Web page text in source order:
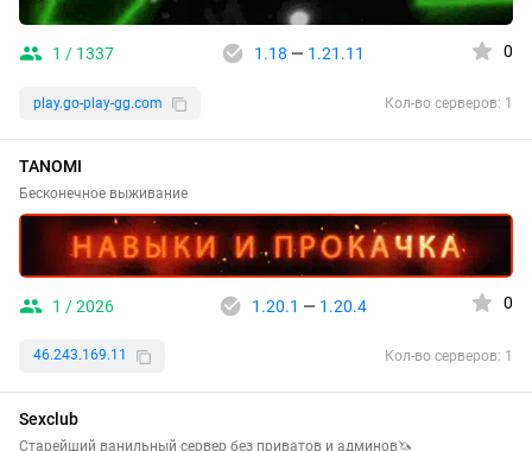
1 / 1337 1.18 — 1.21.11 0
play.go-play-gg.com Кол-во серверов: 1
TANOMI
Бесконечное выживание
1 / 2026 1.20.1 — 1.20.4 0
46.243.169.11 Кол-во серверов: 1
Sexclub
Старейший ванильный сервер без приватов и админов🦄